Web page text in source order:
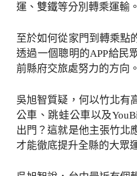
運、雙鐵等分別轉乘運輸。
至於如何從家門到轉乘點
透過一個聰明的APP給民
前縣府交旅處努力的方向。
吳旭智質疑，何以竹北有
公車、跳蛙公車以及
出門？這就是他主張竹北
才能徹底提升全縣的大眾